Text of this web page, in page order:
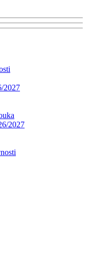
2027
2027